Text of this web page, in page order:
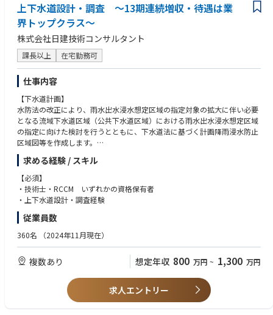
上下水道設計・調査 ～13期連続増収・待遇は業
界トップクラス～
株式会社日建技術コンサルタント
課長以上 在宅勤務可
仕事内容
【下水道計画】
水防法の改正により、雨水出水浸水想定区域の指定対象の拡大に伴い必要
となる流域下水道区域（公共下水道区域）における雨水出水浸水想定区域
の指定に向けた検討を行うとともに、下水道法に基づく計画降雨浸水防止
区域図等を作成します。
【下水道管渠設計】
近年、いわゆるゲリラ豪雨と呼ばれる局地的な大雨等により全国各地で浸
水被害が多発しており、下水道事業においては、気候変動を踏まえた都市
浸水対策施設の建設が進められています。都市部で施工される大口径都市
近年の地下利用状況に連動して大深度で計画される事が増えています。下
水道管渠工事は、一般的に大部分が市街地道路内での施工となるため、道
路交通や周辺環境等への影響、あるいは輻輳した地下埋設物道路橋基礎と
の近接施工など、厳しい制約条件の中で行われています。そのことから、
経済性・施工性・維持管理性それぞれの観点を考え設計を行います。
【下水処理場・ポンプ場設計】
河川の水質環境保全のため、下水道計画から、下水処理場の新設設計、増
求める経験 / スキル
【必須】
・技術士・RCCM いずれかの資格保有者
・上下水道設計・調査経験
従業員数
360名 （2024年11月現在）
複数あり 想定年収 800 万円 ~ 1,300 万円
求人エントリー